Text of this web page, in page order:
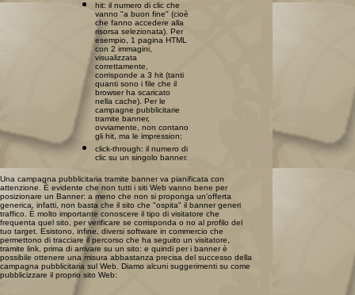
hit: il numero di clic che
vanno "a buon fine" (cioè
che fanno accedere alla
risorsa selezionata). Per
esempio, 1 pagina HTML
con 2 immagini,
visualizzata
correttamente,
corrisponde a 3 hit (tanti
quanti sono i file che il
browser ha scaricato
nella cache). Per le
campagne pubblicitarie
tramite banner,
ovviamente, non contano
gli hit, ma le impression;
click-through: il numero di
clic su un singolo banner.
Una campagna pubblicitaria tramite banner va pianificata con
attenzione. È evidente che non tutti i siti Web vanno bene per
posizionare un Banner: a meno che non si proponga un'offerta
generica, infatti, non basta che il sito che "ospita" il banner generi
traffico. È molto importante conoscere il tipo di visitatore che
frequenta quel sito, per verificare se corrisponda o no al profilo del
tuo target. Esistono, infine, diversi software in commercio che
permettono di tracciare il percorso che ha seguito un visitatore,
tramite link, prima di arrivare su un sito: e quindi per i banner è
possibile ottenere una misura abbastanza precisa del successo della
campagna pubblicitaria sul Web. Diamo alcuni suggerimenti su come
pubblicizzare il proprio sito Web: